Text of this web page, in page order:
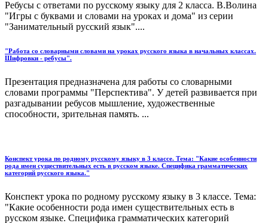
Ребусы с ответами по русскому языку для 2 класса. В.Волина
"Игры с буквами и словами на уроках и дома" из серии
"Занимательный русский язык"....
"Работа со словарными словами на уроках русского языка в начальных классах.
Шифровки - ребусы".
Презентация предназначена для работы со словарными
словами программы "Перспектива". У детей развивается при
разгадывании ребусов мышление, художественные
способности, зрительная память. ...
Конспект урока по родному русскому языку в 3 классе. Тема: "Какие особенности
рода имен существительных есть в русском языке. Специфика грамматических
категорий русского языка."
Конспект урока по родному русскому языку в 3 классе. Тема:
"Какие особенности рода имен существительных есть в
русском языке. Специфика грамматических категорий